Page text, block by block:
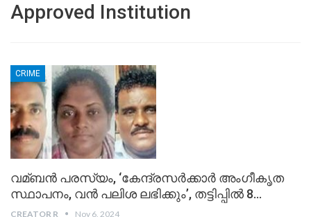
Approved Institution
CRIME
വമ്ബൻ പരസ്യം, ‘കേന്ദ്രസര്‍ക്കാര്‍ അംഗീകൃത
സ്ഥാപനം, വൻ പലിശ ലഭിക്കും’, തട്ടിപ്പില്‍ 8…
CREATOR R Nov 6, 2024